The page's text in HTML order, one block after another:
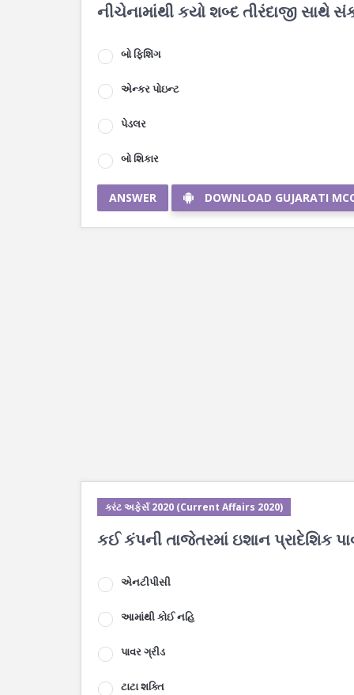
નીચેનામાંથી કયો શબ્દ તીરંદાજી સાથે
બો ફિશિંગ
એન્કર પોઇન્ટ
પેડલર
બો શિકાર
ANSWER DOWNLOAD GUJARATI
કરંટ અફેર્સ 2020 (Current Affairs 2020)
કઈ કંપની તાજેતરમાં ઇશાન પ્રાદેશિક
એનટીપીસી
આમાંથી કોઈ નહિ
પાવર ગ્રીડ
ટાટા શક્તિ